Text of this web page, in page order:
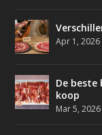
Apr 1, 2026
De beste
koop
Mar 5, 2026